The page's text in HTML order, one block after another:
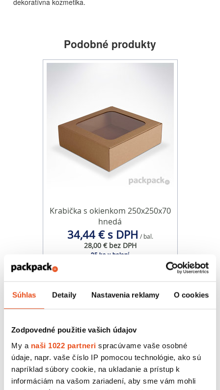
Súhlas Detaily Nastavenia reklamy O cookies
Zodpovedné použitie vašich údajov
My a naši 1022 partneri spracúvame vaše osobné
údaje, napr. vaše číslo IP pomocou technológie, ako sú
napríklad súbory cookie, na ukladanie a prístup k
informáciám na vašom zariadení, aby sme vám mohli
Podobné produkty
Krabička s okienkom 250x250x70
hnedá
34,44 € s DPH / bal.
28,00 € bez DPH
25 ks v balení